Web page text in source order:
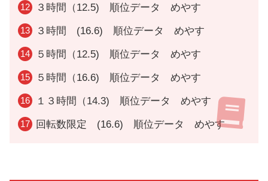
３時間（12.5) 順位データ めやす
３時間 (16.6) 順位データ めやす
５時間（12.5) 順位データ めやす
５時間（16.6) 順位データ めやす
１３時間（14.3) 順位データ めやす
回転数限定 (16.6) 順位データ めやす